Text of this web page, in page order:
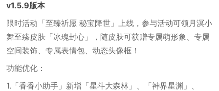
v1.5.9版本
限时活动「至臻祈愿 秘宝降世」上线，参与活动可领月溟小
舞至臻皮肤「冰瑰封心」，随皮肤可获赠专属萌形象、专属
空间装饰、专属表情包、动态头像框！
功能优化：
1.「香香小助手」新增「星斗大森林」、「神界星渊」、